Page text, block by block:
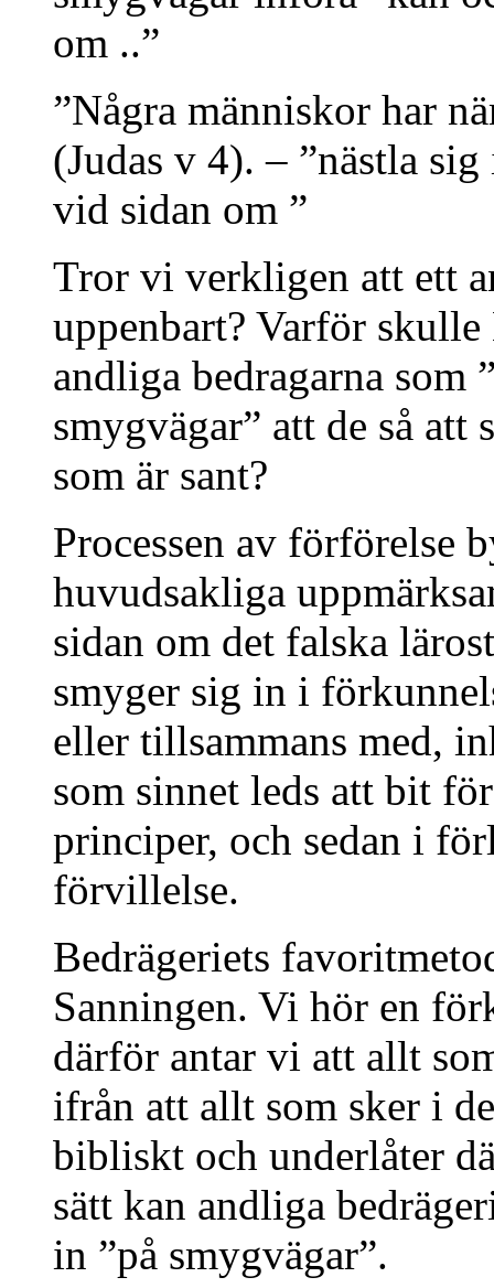
om ..”
”Några människor har
(Judas v 4). – ”nästla
vid sidan om ”
Tror vi verkligen att ett
uppenbart? Varför
andliga bedragarna som
smygvägar” att de så
som är sant?
Processen av förförelse
huvudsakliga
sidan om det falska
smyger sig in i
eller tillsammans med,
som sinnet leds att bit
principer, och sedan i
förvillelse.
Bedrägeriets
Sanningen. Vi hör en
därför antar vi att allt
ifrån att allt som sker i
bibliskt och underlåter
sätt kan andliga
in ”på smygvägar”.